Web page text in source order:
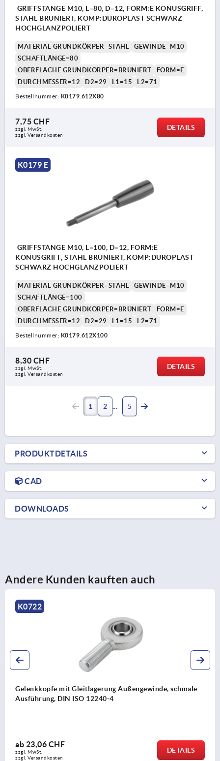
GRIFFSTANGE M10, L=80, D=12, FORM:E KONUSGRIFF,
STAHL BRÜNIERT, KOMP:DUROPLAST SCHWARZ
HOCHGLANZPOLIERT
MATERIAL GRUNDKÖRPER=STAHL
GEWINDE=M10
SCHAFTLÄNGE=80
OBERFLÄCHE GRUNDKÖRPER=BRÜNIERT
FORM=E
DURCHMESSER=12
D2=29 L1=15 L2=71
Bestellnummer: K0179.612X80
7,75 CHF
zzgl. MwSt.
zzgl. Versandkosten
DETAILS
K0179 E
GRIFFSTANGE M10, L=100, D=12, FORM:E
KONUSGRIFF, STAHL BRÜNIERT, KOMP:DUROPLAST
SCHWARZ HOCHGLANZPOLIERT
MATERIAL GRUNDKÖRPER=STAHL
GEWINDE=M10
SCHAFTLÄNGE=100
OBERFLÄCHE GRUNDKÖRPER=BRÜNIERT
FORM=E
DURCHMESSER=12
D2=29 L1=15 L2=71
Bestellnummer: K0179.612X100
8,30 CHF
zzgl. MwSt.
zzgl. Versandkosten
DETAILS
1 2 5
PRODUKTDETAILS
CAD
DOWNLOADS
Andere Kunden kauften auch
K1466
igubal® Gelenkköpfe mit Gleitlagerung Innengewinde,
ähnlich DIN ISO 12240-4
ab9,25 CHF
zzgl. MwSt.
zzgl. Versandkosten
DETAILS